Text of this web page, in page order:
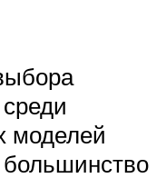
моделей
большинство